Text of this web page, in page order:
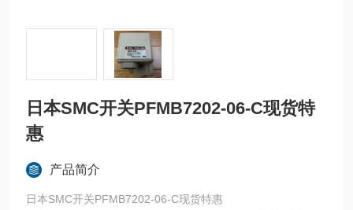
日本SMC开关PFMB7202-06-C现货特
惠
产品简介
日本SMC开关PFMB7202-06-C现货特惠